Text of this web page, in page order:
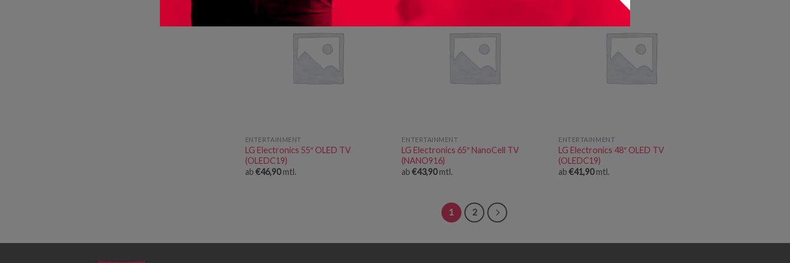
ENTERTAINMENT
LG Electronics 55″ OLED TV
(OLEDC19)
ab €46,90mtl.
ENTERTAINMENT
LG Electronics 65″ NanoCell TV
(NANO916)
ab€43,90mtl.
ENTERTAINMENT
LG Electronics 48″ OLED TV
(OLEDC19)
ab€41,90mtl.
1 2